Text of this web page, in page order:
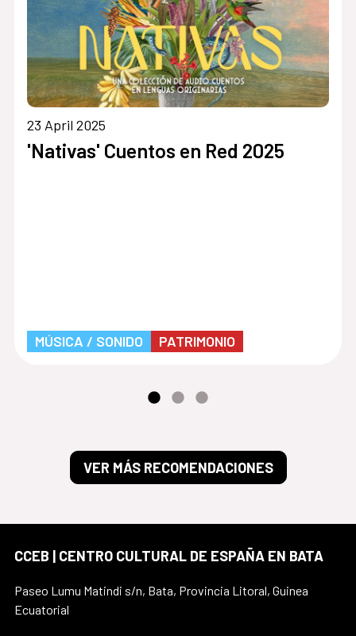
23 April 2025
'Nativas' Cuentos en Red 2025
MÚSICA / SONIDO PATRIMONIO
VER MÁS RECOMENDACIONES
CCEB | CENTRO CULTURAL DE ESPAÑA EN BATA
Paseo Lumu Matindi s/n, Bata, Provincia Litoral, Guinea
Ecuatorial